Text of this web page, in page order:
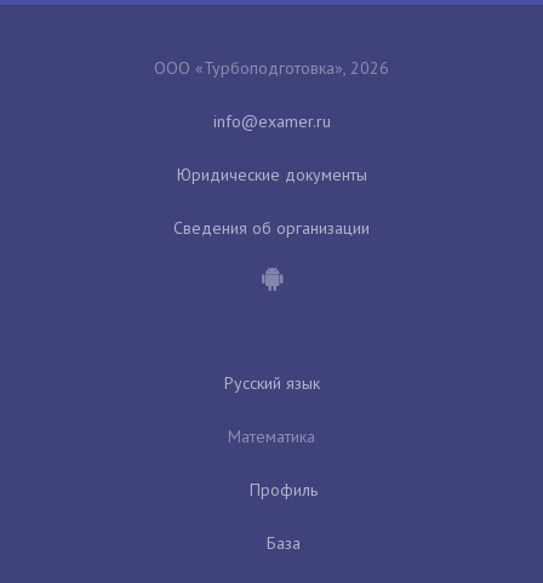
ООО «Турбоподготовка», 2026
Юридические документы
Сведения об организации
Русский язык
Математика
Профиль
База